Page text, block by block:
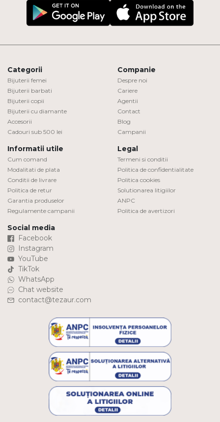
Categorii
Bijuterii femei
Bijuterii barbati
Bijuterii copii
Bijuterii cu diamante
Accesorii
Cadouri sub 500 lei
Companie
Despre noi
Cariere
Agentii
Contact
Blog
Campanii
Informatii utile
Cum comand
Modalitati de plata
Conditii de livrare
Politica de retur
Garantia produselor
Regulamente campanii
Legal
Termeni si conditii
Politica de confidentialitate
Politica cookies
Solutionarea litigiilor
ANPC
Politica de avertizori
Social media
Facebook
Instagram
YouTube
TikTok
WhatsApp
Chat website
contact@tezaur.com